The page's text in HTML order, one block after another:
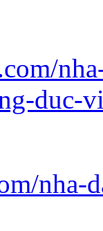
duc-
nha-